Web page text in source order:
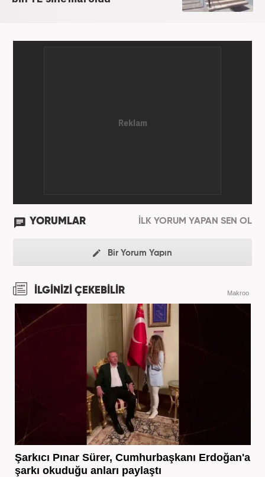
YORUMLAR İLK YORUM YAPAN SEN OL
Bir Yorum Yapın
İLGİNİZİ ÇEKEBİLİR Makroo
Şarkıcı Pınar Sürer, Cumhurbaşkanı Erdoğan'a
şarkı okuduğu anları paylaştı